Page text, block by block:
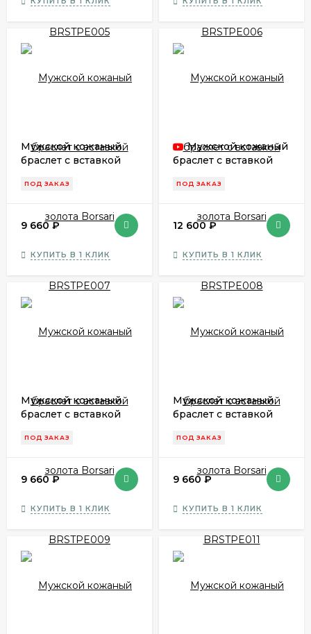
Мужской кожаный
браслет с вставкой
BRSTPE007
ПОД ЗАКАЗ
9 660₽
КУПИТЬ В 1 КЛИК
Мужской кожаный
браслет с вставкой
BRSTPE008
ПОД ЗАКАЗ
12 600₽
КУПИТЬ В 1 КЛИК
Мужской кожаный
браслет с вставкой
BRSTPE009
ПОД ЗАКАЗ
9 660₽
КУПИТЬ В 1 КЛИК
Мужской кожаный
браслет с вставкой
BRSTPE011
ПОД ЗАКАЗ
9 660₽
КУПИТЬ В 1 КЛИК